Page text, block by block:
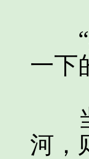
“
一下
当
河，